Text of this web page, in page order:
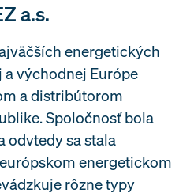
a.s.
energetických
východnej Európe
a distribútorom
Spoločnosť bola
odvtedy sa stala
energetickom
rôzne typy